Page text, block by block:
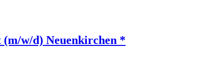
w/d) Neuenkirchen *